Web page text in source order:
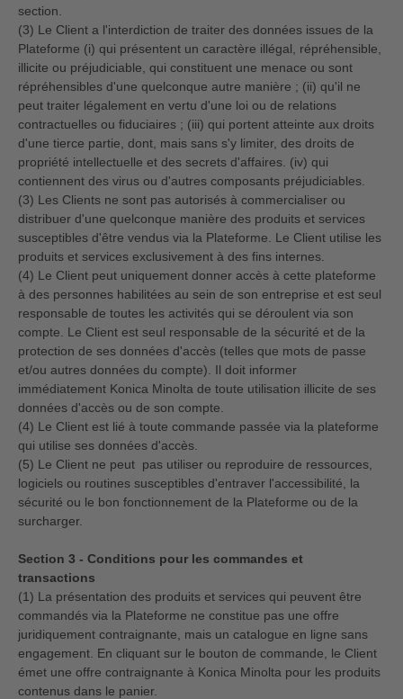
section.
(3) Le Client a l'interdiction de traiter des données issues de la
Plateforme (i) qui présentent un caractère illégal, répréhensible,
illicite ou préjudiciable, qui constituent une menace ou sont
répréhensibles d'une quelconque autre manière ; (ii) qu'il ne
peut traiter légalement en vertu d'une loi ou de relations
contractuelles ou fiduciaires ; (iii) qui portent atteinte aux droits
d'une tierce partie, dont, mais sans s'y limiter, des droits de
propriété intellectuelle et des secrets d'affaires. (iv) qui
contiennent des virus ou d'autres composants préjudiciables.
(3) Les Clients ne sont pas autorisés à commercialiser ou
distribuer d'une quelconque manière des produits et services
susceptibles d'être vendus via la Plateforme. Le Client utilise les
produits et services exclusivement à des fins internes.
(4) Le Client peut uniquement donner accès à cette plateforme
à des personnes habilitées au sein de son entreprise et est seul
responsable de toutes les activités qui se déroulent via son
compte. Le Client est seul responsable de la sécurité et de la
protection de ses données d'accès (telles que mots de passe
et/ou autres données du compte). Il doit informer
immédiatement Konica Minolta de toute utilisation illicite de ses
données d'accès ou de son compte.
(4) Le Client est lié à toute commande passée via la plateforme
qui utilise ses données d'accès.
(5) Le Client ne peut pas utiliser ou reproduire de ressources,
logiciels ou routines susceptibles d'entraver l'accessibilité, la
sécurité ou le bon fonctionnement de la Plateforme ou de la
surcharger.
Section 3 - Conditions pour les commandes et
transactions
(1) La présentation des produits et services qui peuvent être
commandés via la Plateforme ne constitue pas une offre
juridiquement contraignante, mais un catalogue en ligne sans
engagement. En cliquant sur le bouton de commande, le Client
émet une offre contraignante à Konica Minolta pour les produits
contenus dans le panier.